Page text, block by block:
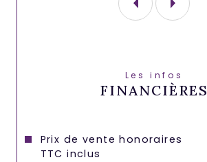
Les infos
FINANCIÈRES
Prix de vente honoraires
TTC inclus